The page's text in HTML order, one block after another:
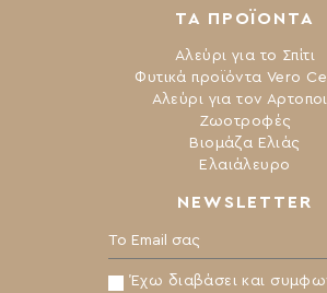
NEWSLETTER
Το Email σας:
Έχω διαβάσει και
ΤΑ ΠΡΟΪΟΝΤΑ
Αλεύρι για το Σπίτι
Φυτικά προϊόντα Vero
Αλεύρι για τον
Ζωοτροφές
Βιομάζα Ελιάς
Ελαιάλευρο